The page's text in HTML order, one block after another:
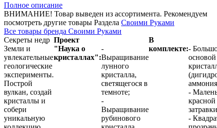
Полное описание
ВНИМАНИЕ! Товар выведен из ассортимента. Рекомендуем
посмотреть другие товары Раздела Своими Руками
Все товары бренда Своими Руками
Секреты недр
Земли и
увлекательные
геологические
эксперименты.
Построй
вулкан, создай
кристаллы и
собери
уникальную
Проект
"Наука о
кристаллах":
-
Выращивание
лунного
кристалла,
светящегося в
темноте;
-
Выращивание
рубинового
В
комплекте:-
-
затравки
-